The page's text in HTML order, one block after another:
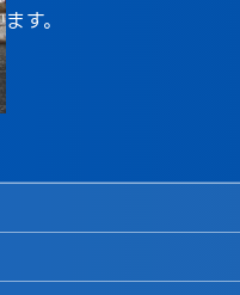
ます。